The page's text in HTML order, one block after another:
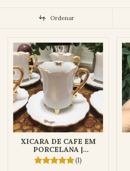
Ordenar
XICARA DE CAFE EM
PORCELANA |
BORBOLETA
(1)